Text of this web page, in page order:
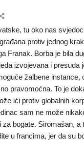
tu oko nas
protiv jednog
Franak. Borba je bila
izvojevana i presuda
žalbene instance,
pravomoćna. To je
ići protiv globalnih
sam ne može
za bogate. Siromašan, a
u francima, jer da su